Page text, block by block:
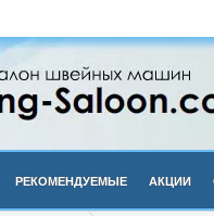
Рекомендуемые Акции